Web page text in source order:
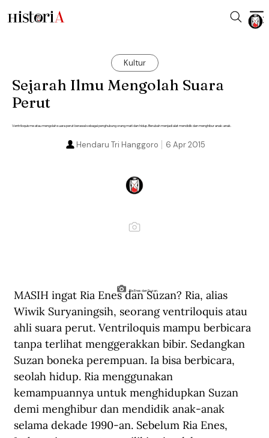
Kultur
Sejarah Ilmu Mengolah Suara
Perut
Ventriloquisme atau mengolah suara perut berawal sebagai penghubung orang mati dan hidup. Berubah menjadi alat mendidik dan menghibur anak-anak.
6 Apr 2015
Hendaru Tri Hanggoro
Ria Enes dan Suzan.
MASIH ingat Ria Enes dan Suzan? Ria, alias
Wiwik Suryaningsih, seorang ventriloquis atau
ahli suara perut. Ventriloquis mampu berbicara
tanpa terlihat menggerakkan bibir. Sedangkan
Suzan boneka perempuan. Ia bisa berbicara,
seolah hidup. Ria menggunakan
kemampuannya untuk menghidupkan Suzan
demi menghibur dan mendidik anak-anak
selama dekade 1990-an. Sebelum Ria Enes,